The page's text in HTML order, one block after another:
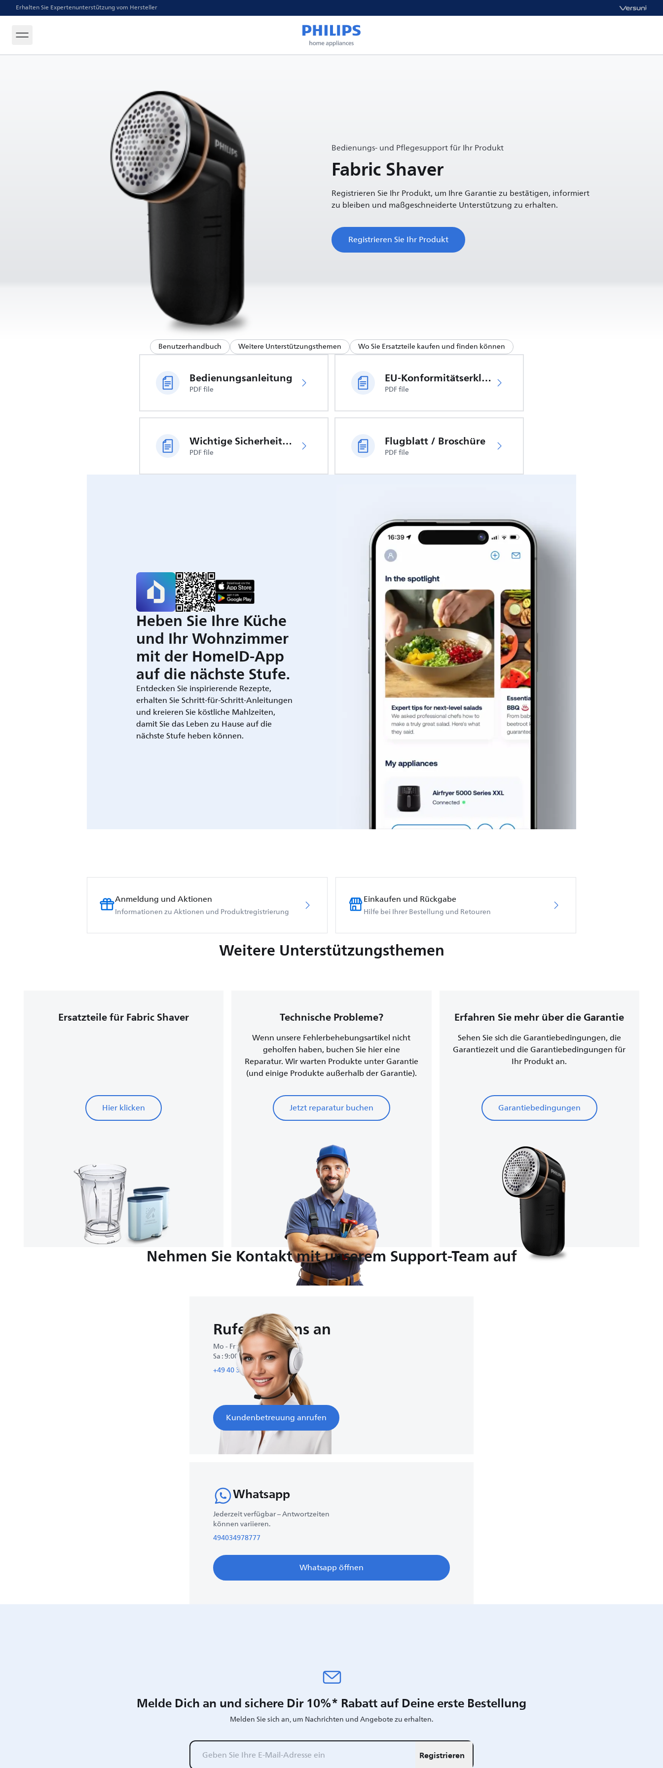
Erhalten Sie Expertenunterstützung vom Hersteller
Bedienungs- und Pflegesupport für Ihr Produkt
Fabric Shaver
Registrieren Sie Ihr Produkt, um Ihre Garantie zu bestätigen, informiert
zu bleiben und maßgeschneiderte Unterstützung zu erhalten.
Registrieren Sie Ihr Produkt
Benutzerhandbuch Weitere Unterstützungsthemen Wo Sie Ersatzteile kaufen und finden können
Bedienungsanleitung
PDF file
EU-Konformitätserklärung
PDF file
Wichtige Sicherheitsinformationen
PDF file
Flugblatt / Broschüre
PDF file
Heben Sie Ihre Küche
und Ihr Wohnzimmer
mit der HomeID-App
auf die nächste Stufe.
Entdecken Sie inspirierende Rezepte,
erhalten Sie Schritt-für-Schritt-Anleitungen
und kreieren Sie köstliche Mahlzeiten,
damit Sie das Leben zu Hause auf die
nächste Stufe heben können.
Anmeldung und Aktionen
Informationen zu Aktionen und Produktregistrierung
Einkaufen und Rückgabe
Hilfe bei Ihrer Bestellung und Retouren
Weitere Unterstützungsthemen
Ersatzteile für Fabric Shaver
Hier klicken
Technische Probleme?
Wenn unsere Fehlerbehebungsartikel nicht
geholfen haben, buchen Sie hier eine
Reparatur. Wir warten Produkte unter Garantie
(und einige Produkte außerhalb der Garantie).
Jetzt reparatur buchen
Erfahren Sie mehr über die Garantie
Sehen Sie sich die Garantiebedingungen, die
Garantiezeit und die Garantiebedingungen für
Ihr Produkt an.
Garantiebedingungen
Nehmen Sie Kontakt mit unserem Support-Team auf
Rufen Sie uns an
Mo - Fr : 8:00-20:00
Sa : 9:00-17:00
+49 40 34 97 87 77
Kundenbetreuung anrufen
Whatsapp
Jederzeit verfügbar – Antwortzeiten
können variieren.
494034978777
Whatsapp öffnen
Melde Dich an und sichere Dir 10%* Rabatt auf Deine erste Bestellung
Melden Sie sich an, um Nachrichten und Angebote zu erhalten.
Registrieren